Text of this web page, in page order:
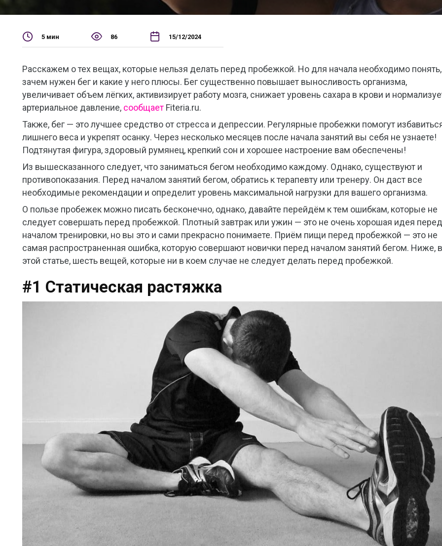
5 мин 86 15/12/2024
Расскажем о тех вещах, которые нельзя делать перед пробежкой. Но для начала необходимо понять,
зачем нужен бег и какие у него плюсы. Бег существенно повышает выносливость организма,
увеличивает объем лёгких, активизирует работу мозга, снижает уровень сахара в крови и
артериальное давление, сообщает Fiteria.ru.
Также, бег — это лучшее средство от стресса и депрессии. Регулярные пробежки помогут
лишнего веса и укрепят осанку. Через несколько месяцев после начала занятий вы себя не узнаете!
Подтянутая фигура, здоровый румянец, крепкий сон и хорошее настроение вам обеспечены!
Из вышесказанного следует, что заниматься бегом необходимо каждому. Однако, существуют и
противопоказания. Перед началом занятий бегом, обратись к терапевту или тренеру. Он даст все
необходимые рекомендации и определит уровень максимальной нагрузки для вашего организма.
О пользе пробежек можно писать бесконечно, однако, давайте перейдём к тем ошибкам, которые не
следует совершать перед пробежкой. Плотный завтрак или ужин — это не очень хорошая идея перед
началом тренировки, но вы это и сами прекрасно понимаете. Приём пищи перед пробежкой — это не
самая распространенная ошибка, которую совершают новички перед началом занятий бегом. Ниже, в
этой статье, шесть вещей, которые ни в коем случае не следует делать перед пробежкой.
#1 Статическая растяжка